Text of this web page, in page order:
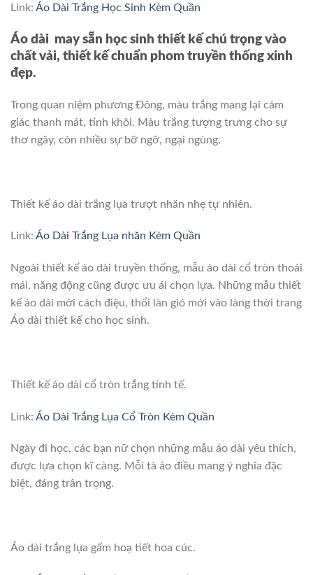
Link: Áo Dài Trắng Học Sinh Kèm Quần
Áo dài may sẵn học sinh thiết kế chú trọng vào
chất vải, thiết kế chuẩn phom truyền thống xinh
đẹp.
Trong quan niệm phương Đông, màu trắng mang lại cảm
giác thanh mát, tinh khôi. Màu trắng tượng trưng cho sự
thơ ngây, còn nhiều sự bỡ ngỡ, ngại ngùng.
Thiết kế áo dài trắng lụa trượt nhăn nhẹ tự nhiên.
Link: Áo Dài Trắng Lụa nhăn Kèm Quần
Ngoài thiết kế áo dài truyền thống, mẫu áo dài cổ tròn thoải
mái, năng động cũng được ưu ái chọn lựa. Những mẫu thiết
kế áo dài mới cách điệu, thổi làn gió mới vào làng thời trang
Áo dài thiết kế cho học sinh.
Thiết kế áo dài cổ tròn trắng tinh tế.
Link: Áo Dài Trắng Lụa Cổ Tròn Kèm Quần
Ngày đi học, các bạn nữ chọn những mẫu áo dài yêu thích,
được lựa chọn kĩ càng. Mỗi tà áo điều mang ý nghĩa đặc
biệt, đáng trân trọng.
Áo dài trắng lụa gấm hoạ tiết hoa cúc.